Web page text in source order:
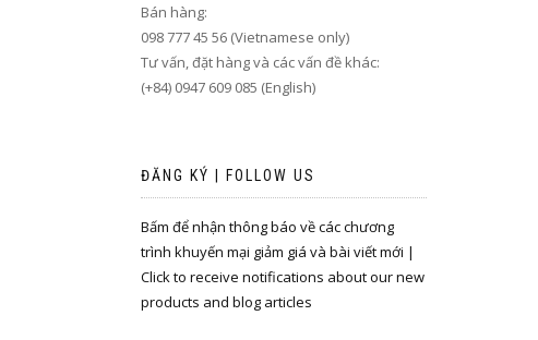
Bán hàng:
098 777 45 56 (Vietnamese only)
Tư vấn, đặt hàng và các vấn đề khác:
(+84) 0947 609 085 (English)
ĐĂNG KÝ | FOLLOW US
Bấm để nhận thông báo về các chương
trình khuyến mại giảm giá và bài viết mới |
Click to receive notifications about our new
products and blog articles